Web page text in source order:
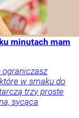
minutach mam
ograniczasz
w smaku do
trzy proste
sycąca